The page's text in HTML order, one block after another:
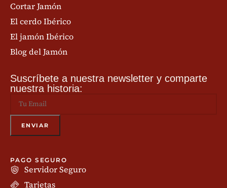
Cortar Jamón
El cerdo Ibérico
El jamón Ibérico
Blog del Jamón
Suscríbete a nuestra newsletter y comparte
nuestra historia:
PAGO SEGURO
Servidor Seguro
Tarjetas